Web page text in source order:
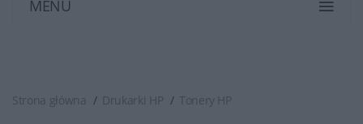
MENU
Strona główna Drukarki HP Tonery HP